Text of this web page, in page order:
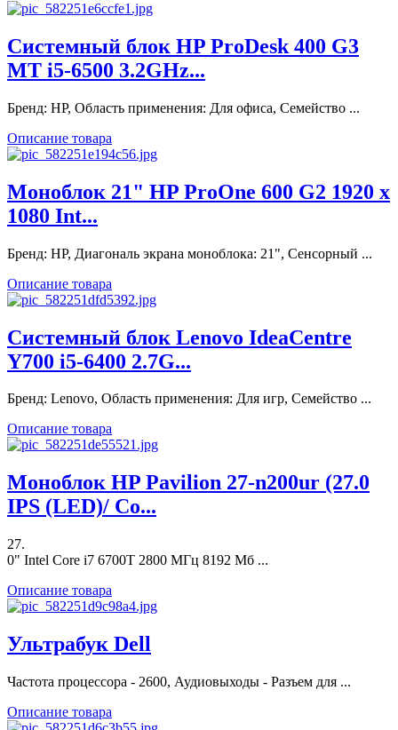
Системный блок HP ProDesk 400 G3
MT i5-6500 3.2GHz...
Бренд: HP, Область применения: Для офиса, Семейство ...
Описание товара
Моноблок 21" HP ProOne 600 G2 1920 x
1080 Int...
Бренд: HP, Диагональ экрана моноблока: 21", Сенсорный ...
Описание товара
Системный блок Lenovo IdeaCentre
Y700 i5-6400 2.7G...
Бренд: Lenovo, Область применения: Для игр, Семейство ...
Описание товара
Моноблок HP Pavilion 27-n200ur (27.0
IPS (LED)/ Co...
27.
0" Intel Core i7 6700T 2800 МГц 8192 Мб ...
Описание товара
Ультрабук Dell
Частота процессора - 2600, Аудиовыходы - Разъем для ...
Описание товара